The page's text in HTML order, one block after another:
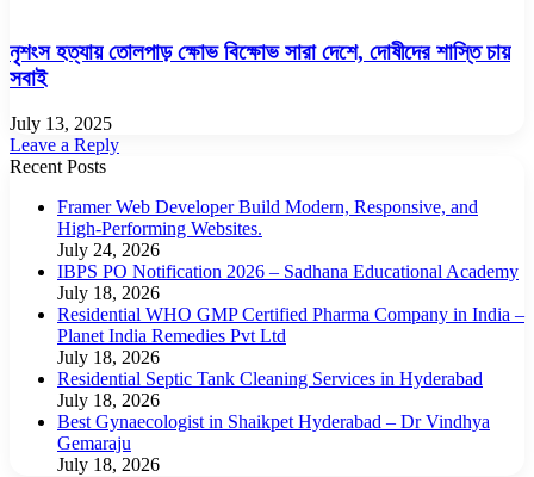
নৃশংস হত্যায় তোলপাড় ক্ষোভ বিক্ষোভ সারা দেশে, দোষীদের শাস্তি চায়
সবাই
July 13, 2025
Leave a Reply
Recent Posts
Framer Web Developer Build Modern, Responsive, and
High-Performing Websites.
July 24, 2026
IBPS PO Notification 2026 – Sadhana Educational Academy
July 18, 2026
Residential WHO GMP Certified Pharma Company in India –
Planet India Remedies Pvt Ltd
July 18, 2026
Residential Septic Tank Cleaning Services in Hyderabad
July 18, 2026
Best Gynaecologist in Shaikpet Hyderabad – Dr Vindhya
Gemaraju
July 18, 2026